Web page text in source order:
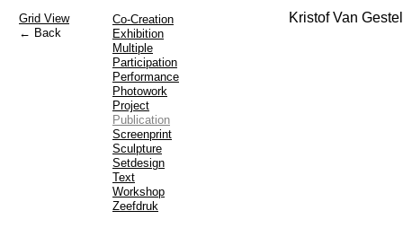
Kristof Van Gestel
Grid View
← Back
Co-Creation
Exhibition
Multiple
Participation
Performance
Photowork
Project
Publication
Screenprint
Sculpture
Setdesign
Text
Workshop
Zeefdruk